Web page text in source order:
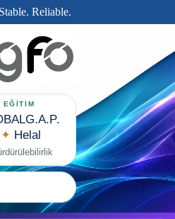
Reliable.
EĞİTİM
✦ Helal